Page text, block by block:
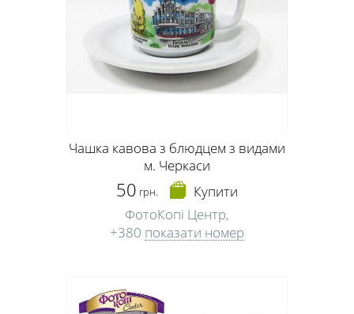
Чашка кавова з блюдцем з видами
м. Черкаси
50 грн.
Купити
ФотоКопі Центр,
+380 показати номер